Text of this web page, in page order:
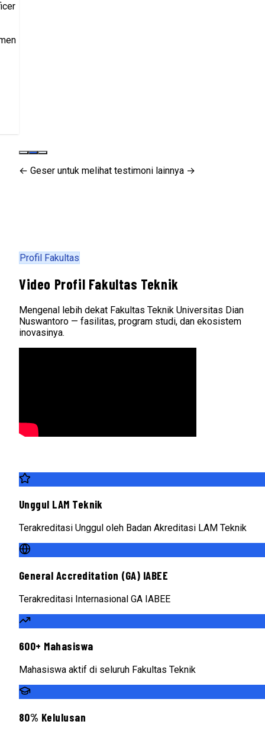
← Geser untuk melihat testimoni lainnya →
Profil Fakultas
Video Profil Fakultas Teknik
Mengenal lebih dekat Fakultas Teknik Universitas Dian
Nuswantoro — fasilitas, program studi, dan ekosistem
inovasinya.
Unggul LAM Teknik
Terakreditasi Unggul oleh Badan Akreditasi LAM Teknik
General Accreditation (GA) IABEE
Terakreditasi Internasional GA IABEE
600+ Mahasiswa
Mahasiswa aktif di seluruh Fakultas Teknik
80% Kelulusan